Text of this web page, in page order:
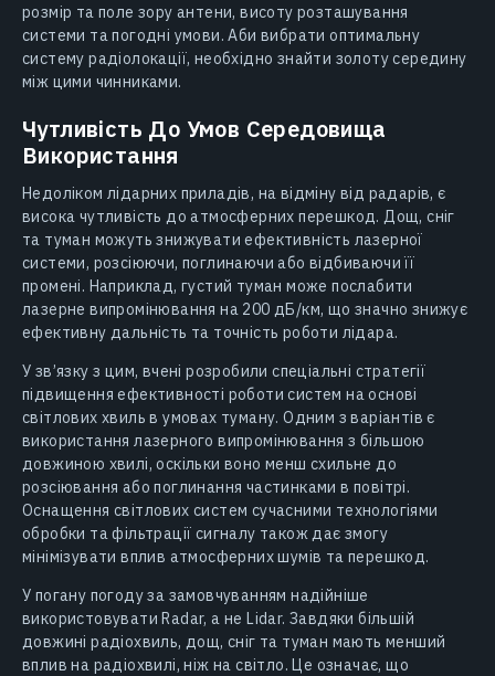
розмір та поле зору антени, висоту розташування
системи та погодні умови. Аби вибрати оптимальну
систему радіолокації, необхідно знайти золоту середину
між цими чинниками.
Чутливість До Умов Середовища
Використання
Недоліком лідарних приладів, на відміну від радарів, є
висока чутливість до атмосферних перешкод. Дощ, сніг
та туман можуть знижувати ефективність лазерної
системи, розсіюючи, поглинаючи або відбиваючи її
промені. Наприклад, густий туман може послабити
лазерне випромінювання на 200 дБ/км, що значно знижує
ефективну дальність та точність роботи лідара.
У зв’язку з цим, вчені розробили спеціальні стратегії
підвищення ефективності роботи систем на основі
світлових хвиль в умовах туману. Одним з варіантів є
використання лазерного випромінювання з більшою
довжиною хвилі, оскільки воно менш схильне до
розсіювання або поглинання частинками в повітрі.
Оснащення світлових систем сучасними технологіями
обробки та фільтрації сигналу також дає змогу
мінімізувати вплив атмосферних шумів та перешкод.
У погану погоду за замовчуванням надійніше
використовувати Radar, а не Lidar. Завдяки більшій
довжині радіохвиль, дощ, сніг та туман мають менший
вплив на радіохвилі, ніж на світло. Це означає, що